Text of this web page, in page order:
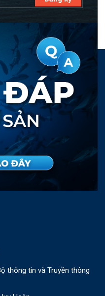
thông tin và Truyền thông